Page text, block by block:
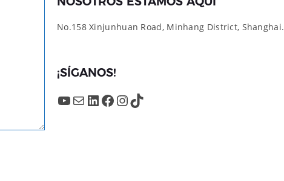
No.158 Xinjunhuan Road, Minhang District, Shanghai.
¡SÍGANOS!
YouTube Mail LinkedIn Facebook InstagramTikTok